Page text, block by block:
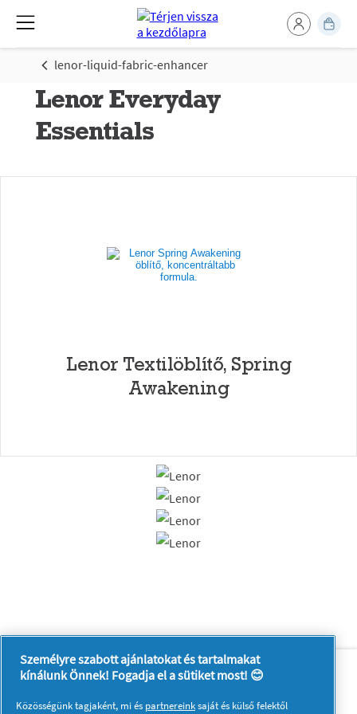
lenor-liquid-fabric-enhancer
Lenor Everyday
Essentials
Lenor Textilöblítő, Spring
Awakening
Rólunk
Kapcsolatfelvétel
A pg.com felkeresése
Személyre szabott ajánlatokat és tartalmakat
kínálunk Önnek! Fogadja el a sütiket most! 😊
Közösségünk tagjaként, mi és partnereinksaját és külső felektől